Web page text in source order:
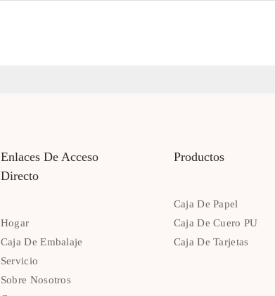
Enlaces De Acceso
Directo
Hogar
Caja De Embalaje
Servicio
Sobre Nosotros
Productos
Caja De Papel
Caja De Cuero PU
Caja De Tarjetas